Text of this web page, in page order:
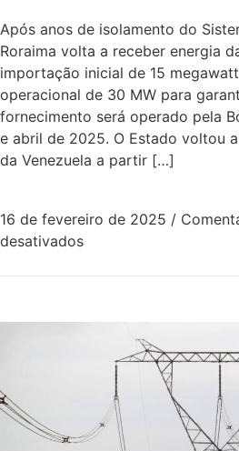
Após anos de isolamento do
Roraima volta a receber energia
importação inicial de 15
operacional de 30 MW para
fornecimento será operado pela
e abril de 2025. O Estado voltou
da Venezuela a partir […]
16 de fevereiro de 2025 /
desativados